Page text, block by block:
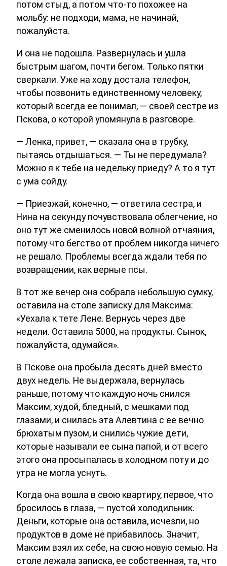
потом стыд, а потом что-то похожее на
мольбу: не подходи, мама, не начинай,
пожалуйста.
И она не подошла. Развернулась и ушла
быстрым шагом, почти бегом. Только пятки
сверкали. Уже на ходу достала телефон,
чтобы позвонить единственному человеку,
который всегда ее понимал, — своей сестре из
Пскова, о которой упомянула в разговоре.
— Ленка, привет, — сказала она в трубку,
пытаясь отдышаться. — Ты не передумала?
Можно я к тебе на недельку приеду? А то я тут
с ума сойду.
— Приезжай, конечно, — ответила сестра, и
Нина на секунду почувствовала облегчение, но
оно тут же сменилось новой волной отчаяния,
потому что бегство от проблем никогда ничего
не решало. Проблемы всегда ждали тебя по
возвращении, как верные псы.
В тот же вечер она собрала небольшую сумку,
оставила на столе записку для Максима:
«Уехала к тете Лене. Вернусь через две
недели. Оставила 5000, на продукты. Сынок,
пожалуйста, одумайся».
В Пскове она пробыла десять дней вместо
двух недель. Не выдержала, вернулась
раньше, потому что каждую ночь снился
Максим, худой, бледный, с мешками под
глазами, и снилась эта Алевтина с ее вечно
брюхатым пузом, и снились чужие дети,
которые называли ее сына папой, и от всего
этого она просыпалась в холодном поту и до
утра не могла уснуть.
Когда она вошла в свою квартиру, первое, что
бросилось в глаза, — пустой холодильник.
Деньги, которые она оставила, исчезли, но
продуктов в доме не прибавилось. Значит,
Максим взял их себе, на свою новую семью. На
столе лежала записка, ее собственная, та, что